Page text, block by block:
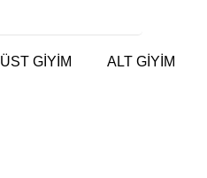
ÜST GİYİM ALT GİYİM